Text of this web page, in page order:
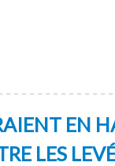
EN
LES